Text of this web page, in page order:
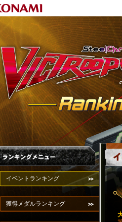
イベントランキング
獲得メダルランキング